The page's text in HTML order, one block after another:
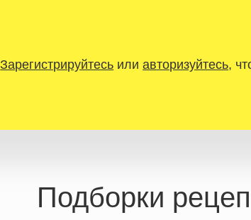
Зарегистрируйтесьили авторизуйтесь,
Подборки